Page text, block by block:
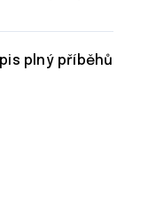
plný příběhů